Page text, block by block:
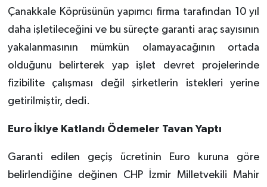
Çanakkale Köprüsünün yapımcı firma tarafından 10 yıl
daha işletileceğini ve bu süreçte garanti araç sayısının
yakalanmasının mümkün olamayacağının ortada
olduğunu belirterek yap işlet devret projelerinde
fizibilite çalışması değil şirketlerin istekleri yerine
getirilmiştir, dedi.
Euro İkiye Katlandı Ödemeler Tavan Yaptı
Garanti edilen geçiş ücretinin Euro kuruna göre
belirlendiğine değinen CHP İzmir Milletvekili Mahir